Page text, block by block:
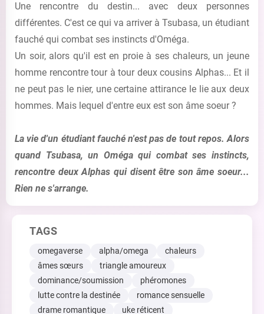
Une rencontre du destin... avec deux personnes
différentes. C'est ce qui va arriver à Tsubasa, un étudiant
fauché qui combat ses instincts d'Oméga.
Un soir, alors qu'il est en proie à ses chaleurs, un jeune
homme rencontre tour à tour deux cousins Alphas... Et il
ne peut pas le nier, une certaine attirance le lie aux deux
hommes. Mais lequel d'entre eux est son âme soeur ?
La vie d'un étudiant fauché n'est pas de tout repos. Alors
quand Tsubasa, un Oméga qui combat ses instincts,
rencontre deux Alphas qui disent être son âme soeur...
Rien ne s'arrange.
TAGS
omegaverse alpha/omega
chaleurs
âmes sœurs
triangle amoureux
dominance/soumission
phéromones
lutte contre la destinée
romance sensuelle
drame romantique
uke réticent